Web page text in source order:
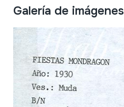
Galería de imágenes